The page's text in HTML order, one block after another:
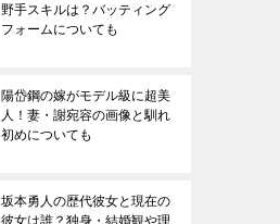
野手スキルは？バッティング
フォームについても
陽岱鋼の嫁がモデル級に超美
人！妻・謝宛容の画像と馴れ
初めについても
坂本勇人の歴代彼女と現在の
彼女は誰？独身・結婚観や理